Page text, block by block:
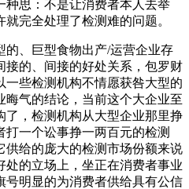
种思：不是让消费者本人去举
完全处理了检测难的问题。
、巨型食物出产/运营企业存
接的、间接的好处关系，包罗财
些检测机构不情愿获咎大型的
晦气的结论，当前这个大企业至
了，检测机构从大型企业那里挣
一个讼事挣一两百元的检测
供给的庞大的检测市场份额来说
的立场上，坐正在消费者事业
号明显的为消费者供给具有公信